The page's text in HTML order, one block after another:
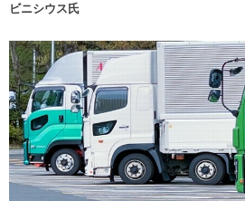
ビニシウス氏